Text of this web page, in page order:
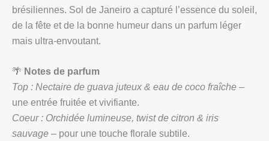
brésiliennes. Sol de Janeiro a capturé l’essence du soleil,
de la fête et de la bonne humeur dans un parfum léger
mais ultra‑envoutant.
🌴 Notes de parfum
Top : Nectaire de guava juteux & eau de coco fraîche –
une entrée fruitée et vivifiante.
Coeur : Orchidée lumineuse, twist de citron & iris
sauvage – pour une touche florale subtile.